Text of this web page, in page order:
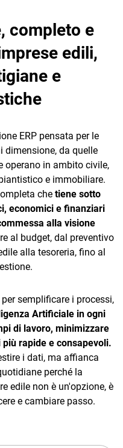
completo e
edili,
e
ERP pensata per le
dimensione, da quelle
operano in ambito civile,
e immobiliare.
che tiene sotto
economici e finanziari
alla visione
al budget, dal preventivo
alla tesoreria, fino al
semplificare i processi,
Artificiale in ogni
di lavoro, minimizzare
rapide e consapevoli.
i dati, ma affianca
perché la
edile non è un'opzione, è
e cambiare passo.